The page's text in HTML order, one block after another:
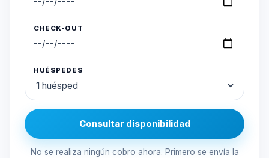
CHECK-OUT
HUÉSPEDES
Consultar disponibilidad
No se realiza ningún cobro ahora. Primero se envía la